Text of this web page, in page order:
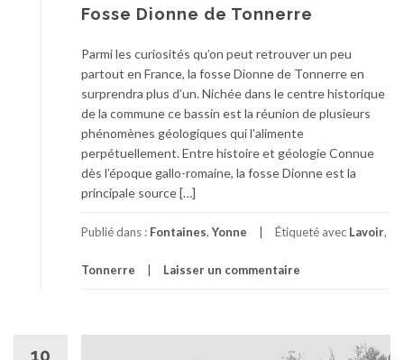
Fosse Dionne de Tonnerre
Parmi les curiosités qu’on peut retrouver un peu
partout en France, la fosse Dionne de Tonnerre en
surprendra plus d’un. Nichée dans le centre historique
de la commune ce bassin est la réunion de plusieurs
phénomènes géologiques qui l’alimente
perpétuellement. Entre histoire et géologie Connue
dès l’époque gallo-romaine, la fosse Dionne est la
principale source […]
Publié dans : Fontaines,Yonne Étiqueté avec Lavoir,
Tonnerre Laisser un commentaire